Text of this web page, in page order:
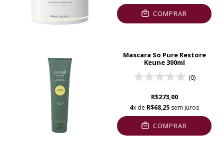
COMPRAR
Mascara So Pure Restore
Keune 300ml
(0)
R$273,00
4x de R$68,25 sem juros
COMPRAR